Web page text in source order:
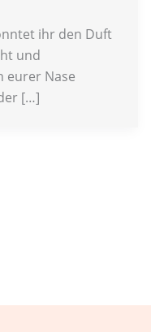
ihr den Duft
und
eurer Nase
[…]